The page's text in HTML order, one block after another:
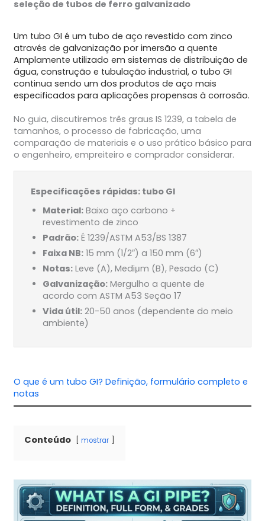
seleção de tubos de ferro galvanizado
Um tubo GI é um tubo de aço revestido com zinco
através de galvanização por imersão a quente
Amplamente utilizado em sistemas de distribuição de
água, construção e tubulação industrial, o tubo GI
continua sendo um dos produtos de aço mais
especificados para aplicações propensas à corrosão.
No guia, discutiremos três graus IS 1239, a tabela de
tamanhos, o processo de fabricação, uma
comparação de materiais e o uso prático básico para
o engenheiro, empreiteiro e comprador considerar.
Especificações rápidas: tubo GI
Material:Baixo aço carbono +
revestimento de zinco
Padrão:É 1239/ASTM A53/BS 1387
Faixa NB:15 mm (1/2″) a 150 mm (6″)
Notas:Leve (A), Mediμm (B), Pesado (C)
Galvanização:Mergulho a quente de
acordo com ASTM A53 Seção 17
Vida útil:20-50 anos (dependente do meio
ambiente)
O que é um tubo GI? Definição, formulário completo e
notas
Conteúdo mostrar